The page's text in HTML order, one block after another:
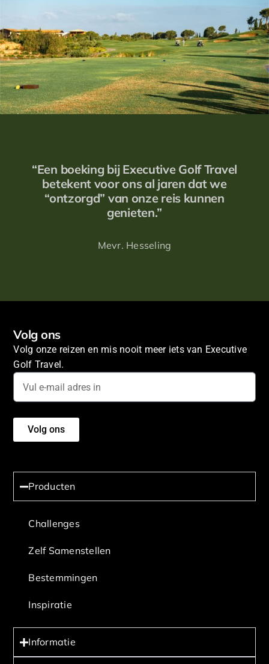
“Een boeking bij Executive Golf Travel
betekent voor ons al jaren dat we
“ontzorgd” van onze reis kunnen
genieten.”
Mevr. Hesseling
Volg ons
Volg onze reizen en mis nooit meer iets van Executive
Golf Travel.
Volg ons
Producten
Challenges
Zelf Samenstellen
Bestemmingen
Inspiratie
Informatie